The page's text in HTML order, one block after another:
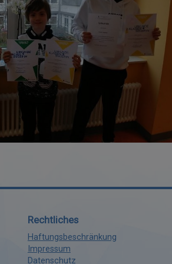
Rechtliches
Haftungsbeschränkung
Impressum
Datenschutz